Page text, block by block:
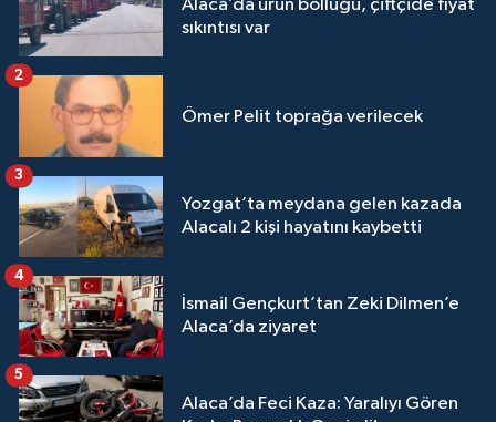
Alaca’da ürün bolluğu, çiftçide fiyat
sıkıntısı var
Ömer Pelit toprağa verilecek
2
Yozgat’ta meydana gelen kazada
Alacalı 2 kişi hayatını kaybetti
3
İsmail Gençkurt’tan Zeki Dilmen’e
Alaca’da ziyaret
4
Alaca’da Feci Kaza: Yaralıyı Gören
5